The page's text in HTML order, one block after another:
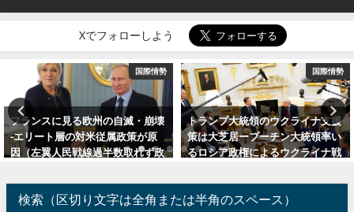
Xでフォローしよう
国際情勢
トランプ大統領のウクライナ支援
策は大芝居ープーチン大統領率い
るロシア政権によるウクライナ戦
国内政治
トランプ政権、非米側陣営にこっ
そり協力ー英国主導単独覇権体制
を完全に崩壊させる狙い（追記：
意味）
2025年5月31日
検索（区切り文字は全角または半角のスペース）